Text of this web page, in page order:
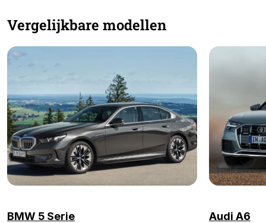
Vergelijkbare modellen
BMW 5 Serie Audi A6